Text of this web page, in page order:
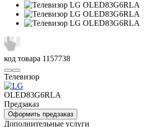
код товара 1157738
Телевизор
OLED83G6RLA
Предзаказ
Оформить предзаказ
Дополнительные услуги